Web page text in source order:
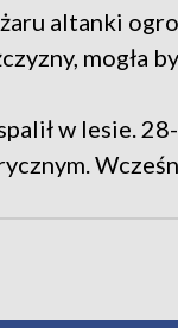
altanki
mogła
w lesie.